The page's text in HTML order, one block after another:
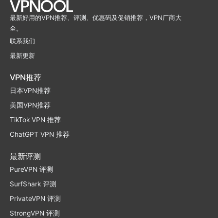
最新好用的VPN推荐、评测、优惠码及促销推荐，VPN厂商大
全。
联系我们
最新更新
VPN推荐
日本VPN推荐
美国VPN推荐
TikTok VPN 推荐
ChatGPT VPN 推荐
最新评测
PureVPN 评测
SurfShark 评测
PrivateVPN 评测
StrongVPN 评测